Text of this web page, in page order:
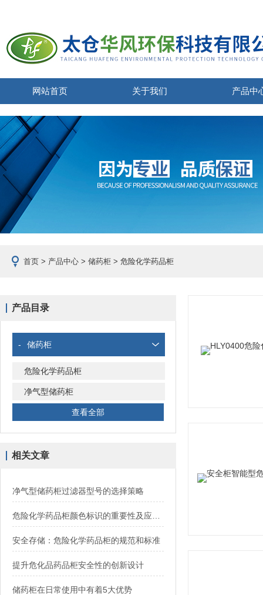
网站首页 关于我们 产品中
首页 > 产品中心 > 储药柜 > 危险化学药品柜
产品目录
- 储药柜
危险化学药品柜
净气型储药柜
查看全部
相关文章
净气型储药柜过滤器型号的选择策略
安全存储：危险化学药品柜的规范和标准
提升危化品药品柜安全性的创新设计
储药柜在日常使用中有着5大优势